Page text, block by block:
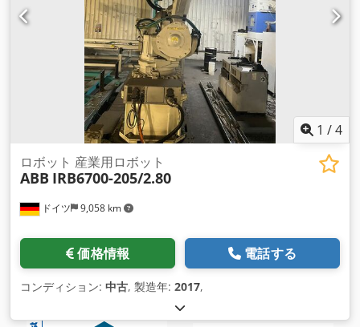
1 /4
ドイツ 9,058 km
ロボット 産業用ロボット
ABB IRB6700-205/2.80
価格情報 電話する
コンディション: 中古, 製造年: 2017,